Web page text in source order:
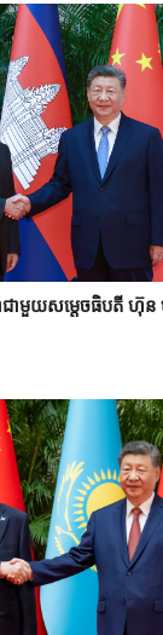
ាមួយសម្តេចធិបតី ហ៊ុន